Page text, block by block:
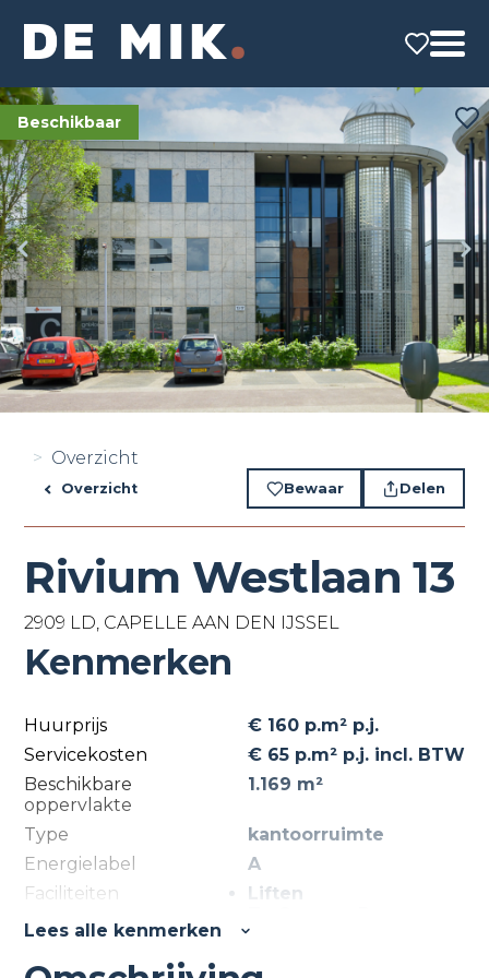
Beschikbaar
Overzicht
Overzicht Bewaar Delen
Rivium Westlaan 13
2909 LD, CAPELLE AAN DEN IJSSEL
Kenmerken
Huurprijs
€ 160 p.m² p.j.
Servicekosten
€ 65 p.m² p.j. incl. BTW
Beschikbare
oppervlakte
1.169 m²
Type
kantoorruimte
Energielabel
A
Faciliteiten
Liften
Systeemplafond
Lees alle kenmerken